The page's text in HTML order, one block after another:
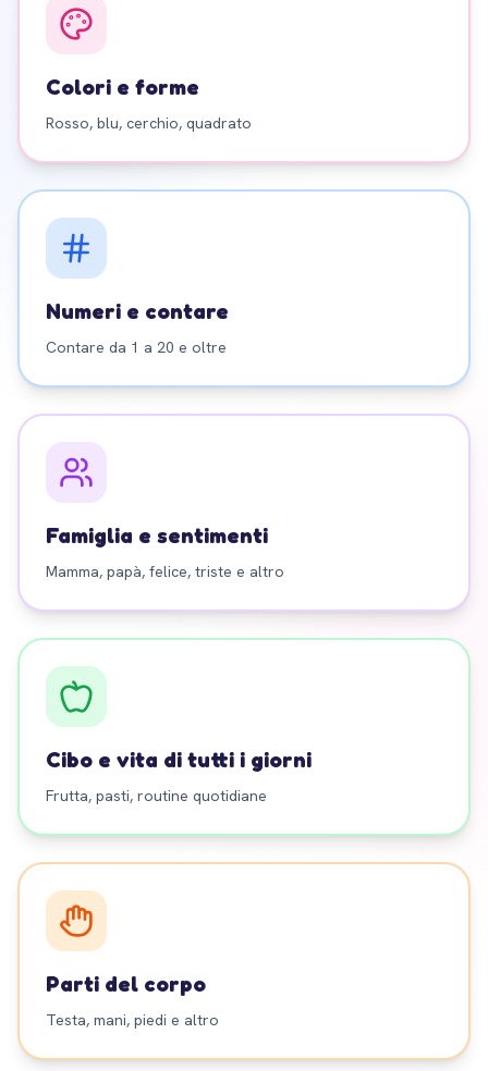
Colori e forme
Rosso, blu, cerchio, quadrato
Numeri e contare
Contare da 1 a 20 e oltre
Famiglia e sentimenti
Mamma, papà, felice, triste e altro
Cibo e vita di tutti i giorni
Frutta, pasti, routine quotidiane
Parti del corpo
Testa, mani, piedi e altro